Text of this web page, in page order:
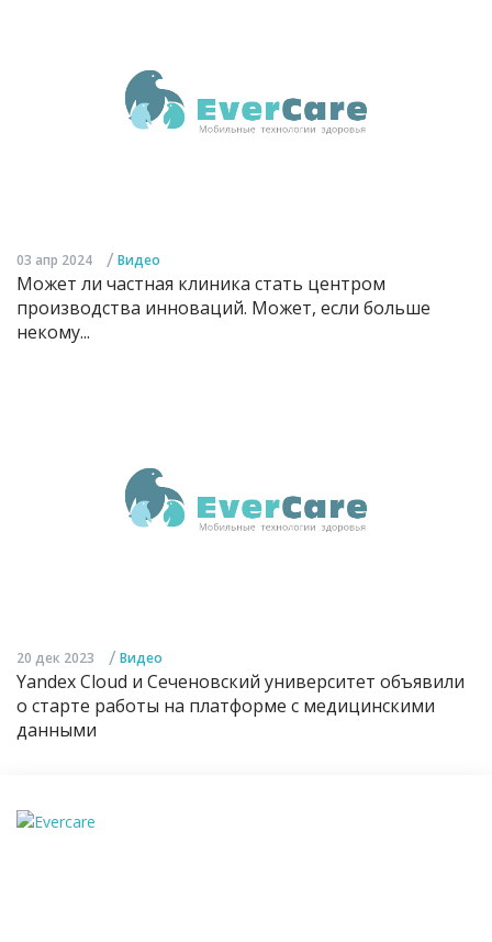
03 апр 2024 / Видео
Может ли частная клиника стать центром
производства инноваций. Может, если больше
некому...
20 дек 2023 / Видео
Yandex Cloud и Сеченовский университет объявили
о старте работы на платформе с медицинскими
данными